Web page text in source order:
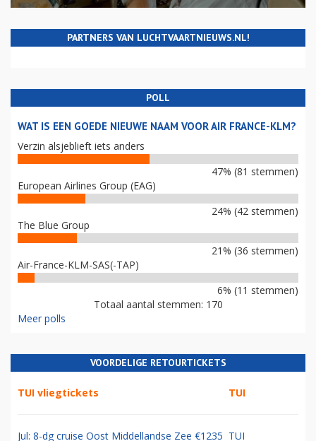
PARTNERS VAN LUCHTVAARTNIEUWS.NL!
POLL
WAT IS EEN GOEDE NIEUWE NAAM VOOR AIR FRANCE-KLM?
Verzin alsjeblieft iets anders
47% (81 stemmen)
European Airlines Group (EAG)
24% (42 stemmen)
The Blue Group
21% (36 stemmen)
Air-France-KLM-SAS(-TAP)
6% (11 stemmen)
Totaal aantal stemmen: 170
Meer polls
VOORDELIGE RETOURTICKETS
TUI vliegtickets TUI
Jul: 8-dg cruise Oost Middellandse Zee €1235 TUI